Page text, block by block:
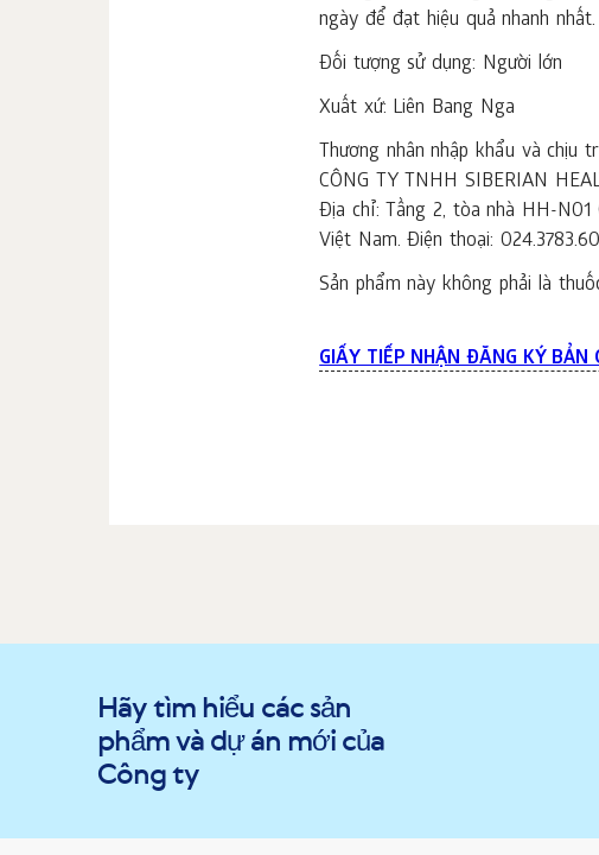
ngày để đạt hiệu quả nhanh nhất.
Đối tượng sử dụng: Người lớn
Xuất xứ: Liên Bang Nga
Thương nhân nhập khẩu và chịu
CÔNG TY TNHH SIBERIAN
Địa chỉ: Tầng 2, tòa nhà HH-N01
Việt Nam. Điện thoại:
Sản phẩm này không phải là
GIẤY TIẾP NHẬN ĐĂNG KÝ BẢN
Hãy tìm hiểu các sản
phẩm và dự án mới của
Công ty